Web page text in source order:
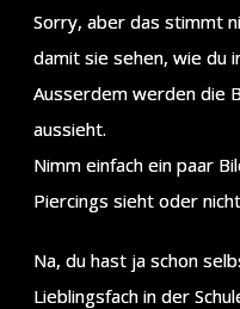
Sorry, aber das stimmt
damit sie sehen, wie du
Ausserdem werden die
aussieht.
Nimm einfach ein paar
Piercings sieht oder
Na, du hast ja schon
Lieblingsfach in der